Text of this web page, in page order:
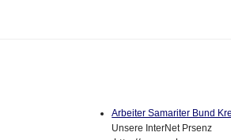
Arbeiter Samariter Bund
Unsere InterNet Prsenz